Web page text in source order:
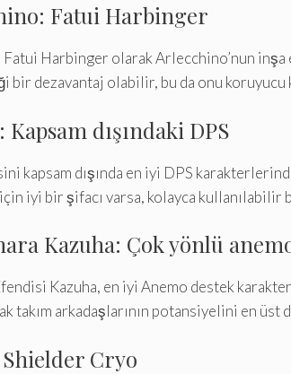
Fatui Harbinger
Harbinger olarak Arlecchino’nun
bir dezavantaj olabilir, bu da onu
Kapsam dışındaki DPS
kapsam dışında en iyi DPS
iyi bir şifacı varsa, kolayca
Kazuha: Çok yönlü
Kazuha, en iyi Anemo destek
takım arkadaşlarının potansiyelini en üst
Cryo